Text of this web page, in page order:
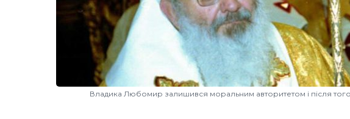
Владика Любомир залишився моральним авторитетом і після